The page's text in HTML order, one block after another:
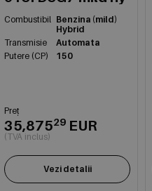
Combustibil Benzina (mild)
Hybrid
Transmisie
Automata
Putere (CP)
150
Preț
35,87529 EUR
(TVA inclus)
Vezi detalii